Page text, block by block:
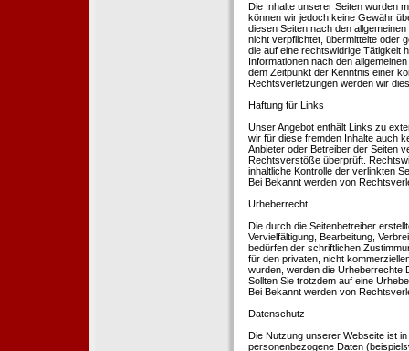
Die Inhalte unserer Seiten wurden
können wir jedoch keine Gewähr
diesen Seiten nach den
nicht verpflichtet, übermittelte oder
die auf eine rechtswidrige Tätigkeit
Informationen nach den
dem Zeitpunkt der Kenntnis einer
Rechtsverletzungen werden wir
Haftung für Links
Unser Angebot enthält Links zu
wir für diese fremden Inhalte auch
Anbieter oder Betreiber der Seiten
Rechtsverstöße überprüft.
inhaltliche Kontrolle der verlinkten
Bei Bekannt werden von
Urheberrecht
Die durch die Seitenbetreiber
Vervielfältigung, Bearbeitung,
bedürfen der schriftlichen
für den privaten, nicht
wurden, werden die Urheberrechte
Sollten Sie trotzdem auf eine
Bei Bekannt werden von
Datenschutz
Die Nutzung unserer Webseite ist
personenbezogene Daten